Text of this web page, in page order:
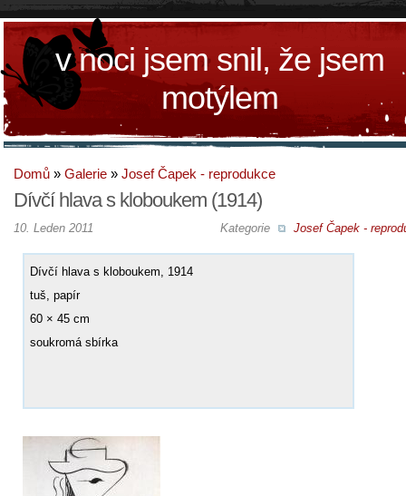
v noci jsem snil, že jsem
motýlem
Domů » Galerie » Josef Čapek - reprodukce
Dívčí hlava s kloboukem (1914)
Kategorie Josef Čapek -
10. Leden 2011
Dívčí hlava s kloboukem, 1914
tuš, papír
60 × 45 cm
soukromá sbírka